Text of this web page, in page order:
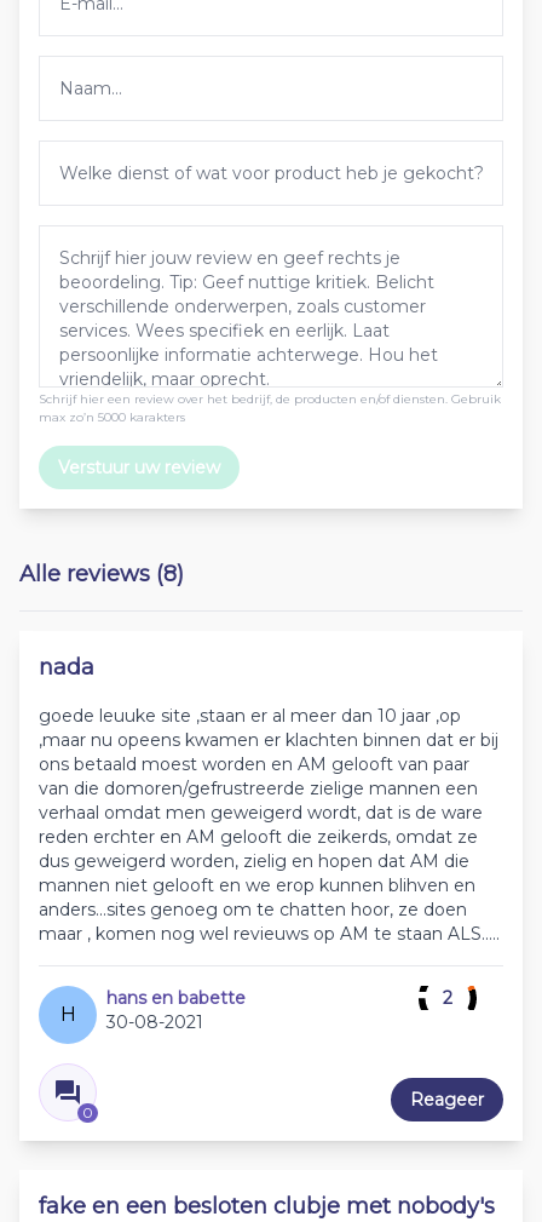
Schrijf hier een review over het bedrijf, de producten en/of diensten. Gebruik
max zo’n 5000 karakters
Verstuur uw review
Alle reviews (8)
nada
goede leuuke site ,staan er al meer dan 10 jaar ,op
,maar nu opeens kwamen er klachten binnen dat er bij
ons betaald moest worden en AM gelooft van paar
van die domoren/gefrustreerde zielige mannen een
verhaal omdat men geweigerd wordt, dat is de ware
reden erchter en AM gelooft die zeikerds, omdat ze
dus geweigerd worden, zielig en hopen dat AM die
mannen niet gelooft en we erop kunnen blihven en
anders...sites genoeg om te chatten hoor, ze doen
maar , komen nog wel revieuws op AM te staan ALS.....
H
hans en babette
30-08-2021
0
2
Reageer
fake en een besloten clubje met nobody's